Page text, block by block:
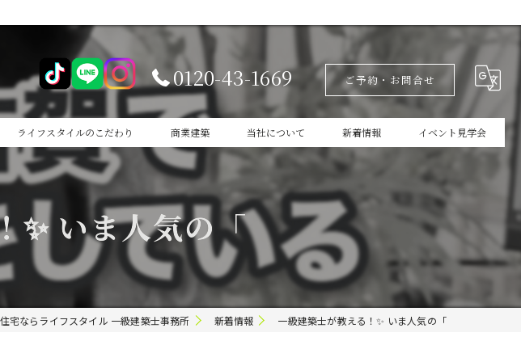
0120-43-1669 ご予約・お問合せ
ライフスタイルのこだわり 商業建築 当社について
新築
商業建築
ガレージ
新着情報
家づくりの本掲載
イベント見学会
✨ いま人気の「
宅ならライフスタイル 一級建築士事務所 新着情報 一級建築士が教える！✨ いま人気の「